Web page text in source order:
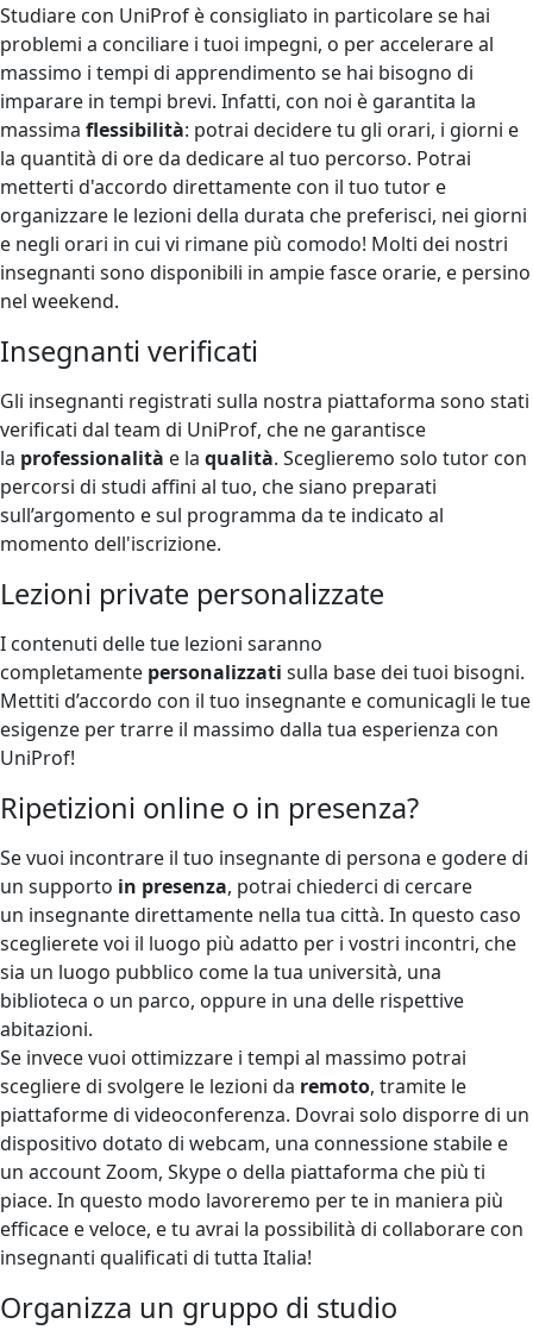
Studiare con UniProf è consigliato in particolare se hai
problemi a conciliare i tuoi impegni, o per accelerare al
massimo i tempi di apprendimento se hai bisogno di
imparare in tempi brevi. Infatti, con noi è garantita la
massima flessibilità: potrai decidere tu gli orari, i giorni e
la quantità di ore da dedicare al tuo percorso. Potrai
metterti d'accordo direttamente con il tuo tutor e
organizzare le lezioni della durata che preferisci, nei giorni
e negli orari in cui vi rimane più comodo! Molti dei nostri
insegnanti sono disponibili in ampie fasce orarie, e persino
nel weekend.
Insegnanti verificati
Gli insegnanti registrati sulla nostra piattaforma sono stati
verificati dal team di UniProf, che ne garantisce
la professionalità e la qualità. Sceglieremo solo tutor con
percorsi di studi affini al tuo, che siano preparati
sull’argomento e sul programma da te indicato al
momento dell'iscrizione.
Lezioni private personalizzate
I contenuti delle tue lezioni saranno
completamente personalizzati sulla base dei tuoi bisogni.
Mettiti d’accordo con il tuo insegnante e comunicagli le tue
esigenze per trarre il massimo dalla tua esperienza con
UniProf!
Ripetizioni online o in presenza?
Se vuoi incontrare il tuo insegnante di persona e godere di
un supporto in presenza, potrai chiederci di cercare
un insegnante direttamente nella tua città. In questo caso
sceglierete voi il luogo più adatto per i vostri incontri, che
sia un luogo pubblico come la tua università, una
biblioteca o un parco, oppure in una delle rispettive
abitazioni.
Se invece vuoi ottimizzare i tempi al massimo potrai
scegliere di svolgere le lezioni da remoto, tramite le
piattaforme di videoconferenza. Dovrai solo disporre di un
dispositivo dotato di webcam, una connessione stabile e
un account Zoom, Skype o della piattaforma che più ti
piace. In questo modo lavoreremo per te in maniera più
efficace e veloce, e tu avrai la possibilità di collaborare con
insegnanti qualificati di tutta Italia!
Organizza un gruppo di studio